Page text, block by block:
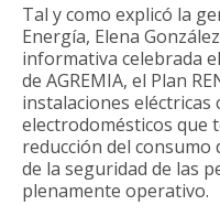
Tal y como explicó la
Energía, Elena
informativa celebrada
de AGREMIA, el Plan
instalaciones eléctricas
electrodomésticos que
reducción del
de la seguridad de las
plenamente operativo.